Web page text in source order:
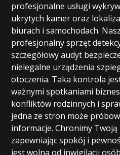
profesjonalne usługi
ukrytych kamer oraz
biurach i samochodach.
profesjonalny sprzęt
szczegółowy audyt
nielegalne urządzenia
otoczenia. Taka kontrola
ważnymi spotkaniami
konfliktów rodzinnych i
jedna ze stron może
informacje. Chronimy
zapewniając spokój i
jest wolna od inwigilacji